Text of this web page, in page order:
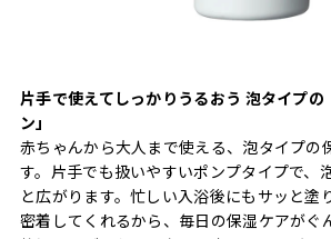
片手で使えてしっかりうるおう 泡タイプの
ン」
赤ちゃんから大人まで使える、泡タイプの
す。片手でも扱いやすいポンプタイプで、
と広がります。忙しい入浴後にもサッと塗
密着してくれるから、毎日の保湿ケアがぐ